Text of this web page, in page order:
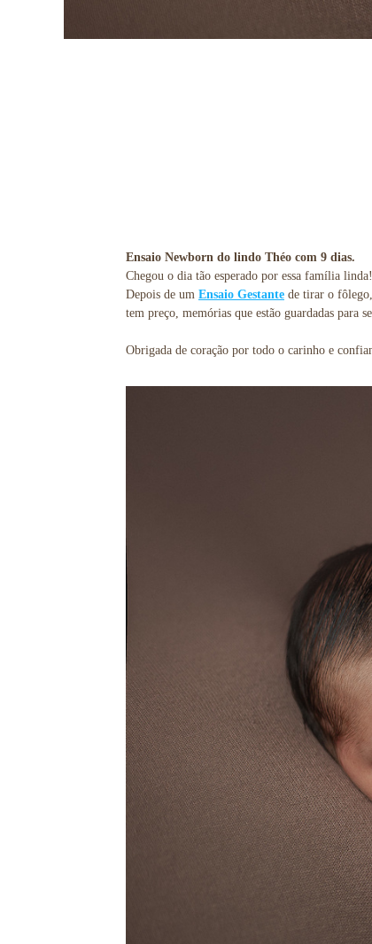
Ensaio Newborn do lindo Théo com 9 dias.
Chegou o dia tão esperado por essa família
Depois de um Ensaio Gestante de tirar o
tem preço, memórias que estão guardadas para
Obrigada de coração por todo o carinho e